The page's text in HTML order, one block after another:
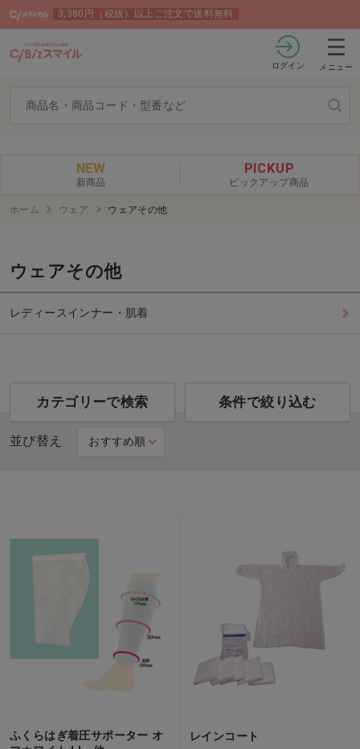
3,380円（税抜）以上ご注文で送料無料
ログイン メニュー
NEW
新商品
PICKUP
ピックアップ商品
ホーム ウェア ウェアその他
ウェアその他
レディースインナー・肌着
カテゴリーで検索 条件で絞り込む
並び替え
ふくらはぎ着圧サポーター オ
レインコート